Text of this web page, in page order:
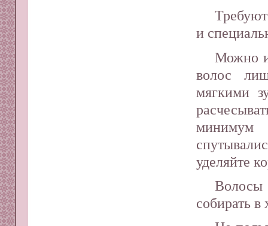
и
Можно
волос
мягкими
минимум
уделяйте
Волосы
собирать в